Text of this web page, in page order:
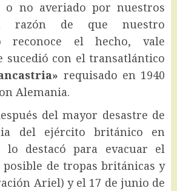
o no averiado por nuestros
razón de que nuestro
reconoce el hecho, vale
sucedió con el transatlántico
requisado en 1940
Alemania.
del mayor desastre de
del ejército británico en
lo destacó para evacuar el
de tropas británicas y
Ariel) y el 17 de junio de